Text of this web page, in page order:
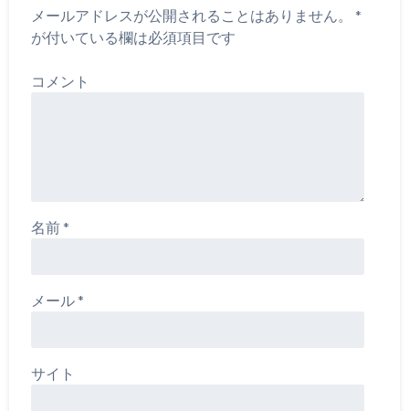
メールアドレスが公開されることはありません。
*
が付いている欄は必須項目です
コメント
名前*
メール*
サイト